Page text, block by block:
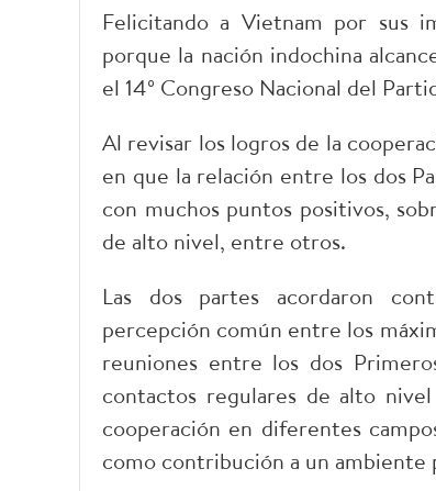
Felicitando a Vietnam por sus
porque la nación indochina
el 14º Congreso Nacional del
Al revisar los logros de la
en que la relación entre los dos
con muchos puntos positivos,
de alto nivel, entre otros.
Las dos partes acordaron
percepción común entre los
reuniones entre los dos
contactos regulares de alto
cooperación en diferentes
como contribución a un ambiente